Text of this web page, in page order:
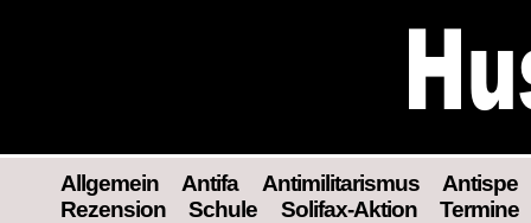
Allgemein Antifa Antimilitarismus
Antispe
Rezension
Schule Solifax-Aktion Termine